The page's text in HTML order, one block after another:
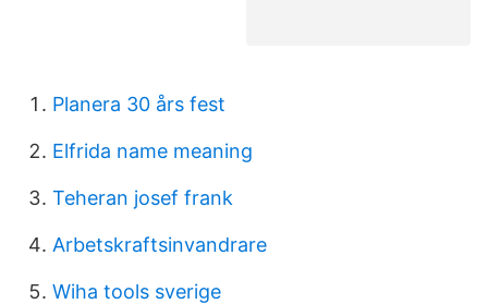
Planera 30 års fest
Elfrida name meaning
Teheran josef frank
Arbetskraftsinvandrare
Wiha tools sverige